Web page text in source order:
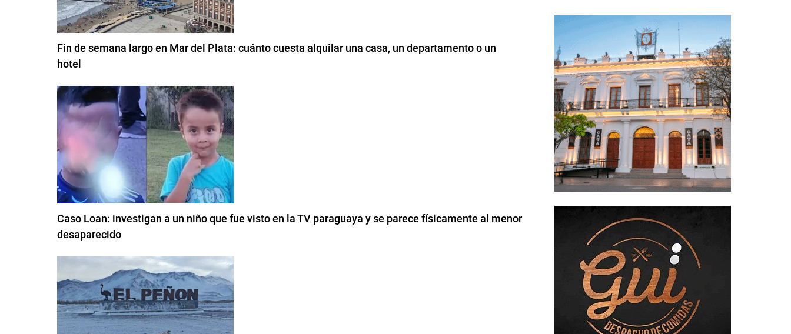
Fin de semana largo en Mar del Plata: cuánto cuesta alquilar una casa, un departamento o un
hotel
Caso Loan: investigan a un niño que fue visto en la TV paraguaya y se parece físicamente al menor
desaparecido